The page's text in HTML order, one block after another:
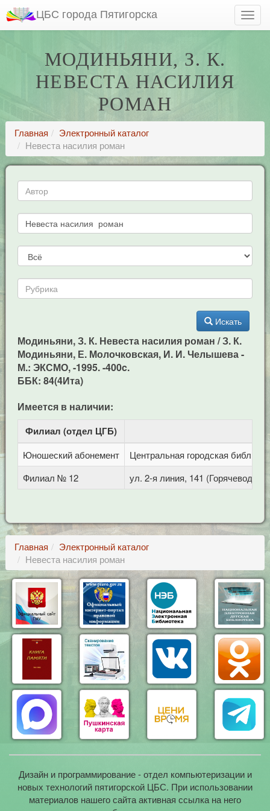
ЦБС города Пятигорска
МОДИНЬЯНИ, З. К.
НЕВЕСТА НАСИЛИЯ
РОМАН
Главная
Электронный каталог
Невеста насилия роман
Искать
Модиньяни, З. К. Невеста насилия роман / З. К.
Модиньяни, Е. Молочковская, И. И. Челышева -
М.: ЭКСМО, -1995. -400c.
ББК: 84(4Ита)
Имеется в наличии:
Филиал (отдел ЦГБ)
Юношеский абонемент
Центральная городская
Филиал № 12
ул. 2-я линия, 141 (Горячеводск)
Главная
Электронный каталог
Невеста насилия роман
Дизайн и программирование - отдел компьютеризации и
новых технологий пятигорской ЦБС. При использовании
материалов нашего сайта активная ссылка на него